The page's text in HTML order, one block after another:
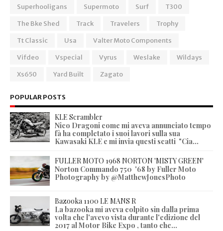
Superhooligans
Supermoto Surf
T300
The Bke Shed
Track Travelers
Trophy
Tt Classic
Usa
Valter Moto Components
Vifdeo
Vspecial Vyrus Weslake
Wildays
Xs650
Yard Built Zagato
POPULAR POSTS
KLE Scrambler
Nico Dragoni come mi aveva annunciato tempo
fà ha completato i suoi lavori sulla sua
Kawasaki KLE e mi invia questi scatti "Cia...
FULLER MOTO 1968 NORTON 'MISTY GREEN'
Norton Commando 750 '68 by Fuller Moto
Photography by @MatthewJonesPhoto
Bazooka 1100 LE MANS R
La bazooka mi aveva colpito sin dalla prima
volta che l'avevo vista durante l'edizione del
2017 al Motor Bike Expo , tanto che...